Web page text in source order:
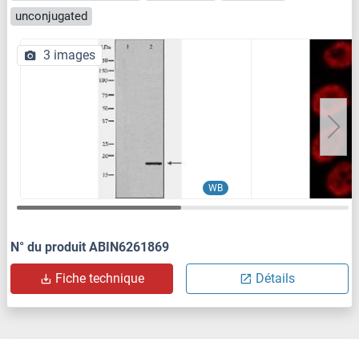
unconjugated
WB
3 images
N° du produit ABIN6261869
Fiche technique Détails